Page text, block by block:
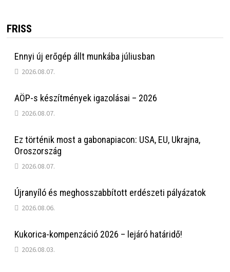
FRISS
Ennyi új erőgép állt munkába júliusban
2026.08.07.
AÖP-s készítmények igazolásai – 2026
2026.08.07.
Ez történik most a gabonapiacon: USA, EU, Ukrajna,
Oroszország
2026.08.07.
Újranyíló és meghosszabbított erdészeti pályázatok
2026.08.06.
Kukorica-kompenzáció 2026 – lejáró határidő!
2026.08.03.